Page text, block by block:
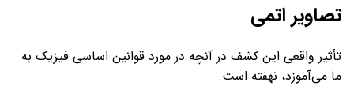
تصاویر اتمی
تأثیر واقعی این کشف در آنچه در مورد قوانین اساسی فیزیک به
ما می‌آموزد، نهفته است.